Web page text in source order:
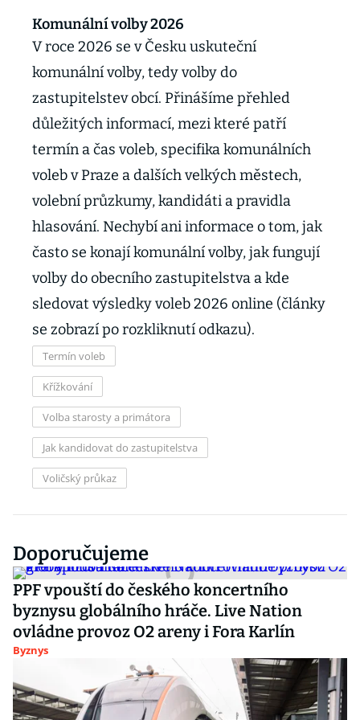
Komunální volby 2026
V roce 2026 se v Česku uskuteční
komunální volby, tedy volby do
zastupitelstev obcí. Přinášíme přehled
důležitých informací, mezi které patří
termín a čas voleb, specifika komunálních
voleb v Praze a dalších velkých městech,
volební průzkumy, kandidáti a pravidla
hlasování. Nechybí ani informace o tom, jak
často se konají komunální volby, jak fungují
volby do obecního zastupitelstva a kde
sledovat výsledky voleb 2026 online (články
se zobrazí po rozkliknutí odkazu).
Termín voleb
Křížkování
Volba starosty a primátora
Jak kandidovat do zastupitelstva
Voličský průkaz
Doporučujeme
PPF vpouští do českého koncertního
byznysu globálního hráče. Live Nation
ovládne provoz O2 areny i Fora Karlín
Byznys